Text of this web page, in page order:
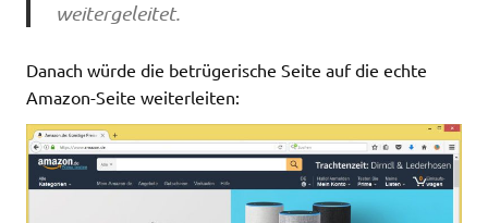
weitergeleitet.
Danach würde die betrügerische Seite auf die echte
Amazon-Seite weiterleiten: